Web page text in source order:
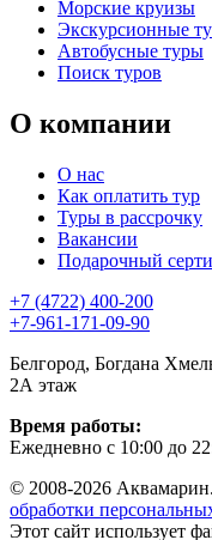
Морские круизы
Экскурсионные
Автобусные туры
Поиск туров
О компании
О нас
Как оплатить тур
Туры в рассрочку
Вакансии
Подарочный
+7 (4722) 400-200
+7-961-171-09-90
Белгород, Богдана
2А этаж
Время работы:
Ежедневно с 10:00 до
© 2008-2026
обработки
Этот сайт использует